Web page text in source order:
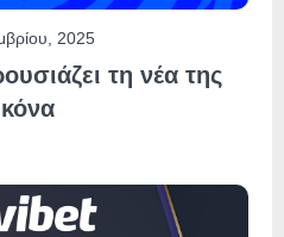
2025
τη νέα της